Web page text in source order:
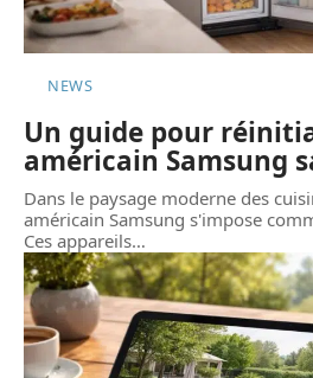
NEWS
Un guide pour
américain Samsung
Dans le paysage moderne des
américain Samsung s'impose
Ces appareils…